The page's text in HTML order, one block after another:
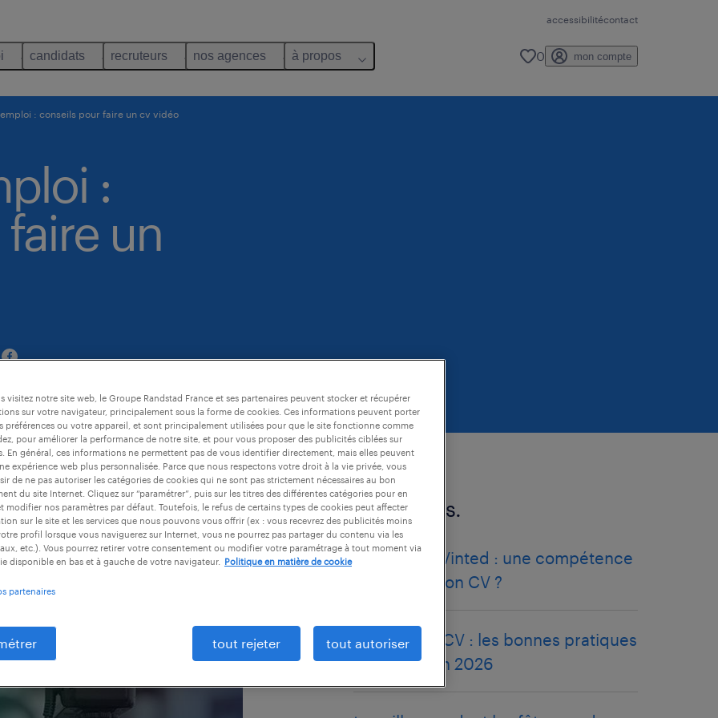
accessibilitécontact
candidats recruteurs nos agences à propos 0 mon compte
: conseils pour faire un cv vidéo
:
un
en plus courant dans le
distance ou des offres d’emploi
candidat, le CV vidéo peut
se démarquer à condition de
et l’exécution de cet outil
articles liés.
vendre sur Vinted : une compétence
à ajouter à son CV ?
photo pour CV : les bonnes pratiques
à adopter en 2026
visitez notre site web, le Groupe Randstad France et ses partenaires peuvent stocker et récupérer
sur votre navigateur, principalement sous la forme de cookies. Ces informations peuvent porter
préférences ou votre appareil, et sont principalement utilisées pour que le site fonctionne comme
pour améliorer la performance de notre site, et pour vous proposer des publicités ciblées sur
En général, ces informations ne permettent pas de vous identifier directement, mais elles peuvent
expérience web plus personnalisée. Parce que nous respectons votre droit à la vie privée, vous
de ne pas autoriser les catégories de cookies qui ne sont pas strictement nécessaires au bon
du site Internet. Cliquez sur “paramétrer”, puis sur les titres des différentes catégories pour en
modifier nos paramètres par défaut. Toutefois, le refus de certains types de cookies peut affecter
sur le site et les services que nous pouvons vous offrir (ex : vous recevrez des publicités moins
profil lorsque vous naviguerez sur Internet, vous ne pourrez pas partager du contenu via les
etc.). Vous pourrez retirer votre consentement ou modifier votre paramétrage à tout moment via
disponible en bas et à gauche de votre navigateur.
Politique en matière de cookie
partenaires
tout rejeter tout autoriser